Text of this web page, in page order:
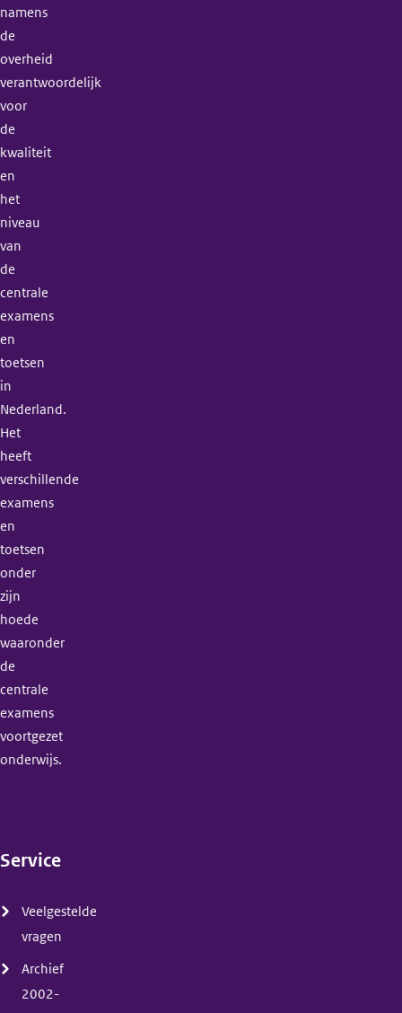
namens
de
overheid
verantwoordelijk
voor
de
kwaliteit
en
het
niveau
van
de
centrale
examens
en
toetsen
in
Nederland.
Het
heeft
verschillende
examens
en
toetsen
onder
zijn
hoede
waaronder
de
centrale
examens
voortgezet
onderwijs.
Service
Veelgestelde
vragen
Archief
2002-